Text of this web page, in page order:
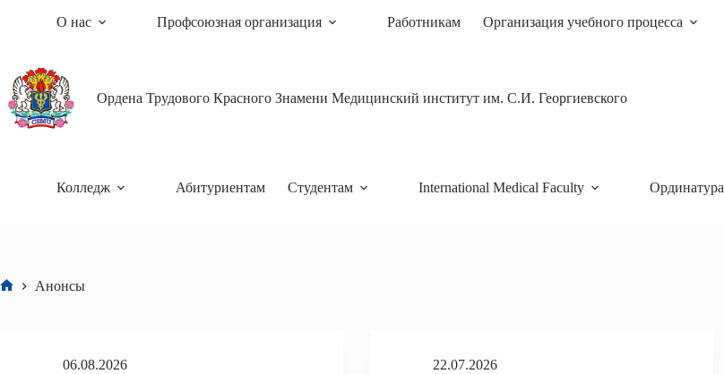
О нас Профсоюзная организация Работникам Организация учебного процесса
Ордена Трудового Красного Знамени Медицинский институт им. С.И. Георгиевского
Колледж Абитуриентам Студентам International Medical Faculty Ординатура
Анонсы
06.08.2026 22.07.2026